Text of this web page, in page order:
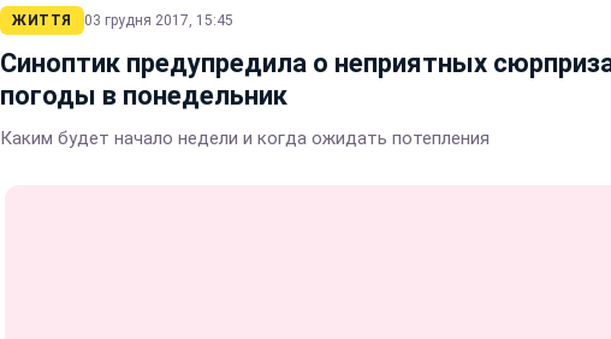
ЖИТТЯ 03 грудня 2017, 15:45
Синоптик предупредила о неприятных
погоды в понедельник
Каким будет начало недели и когда ожидать потепления